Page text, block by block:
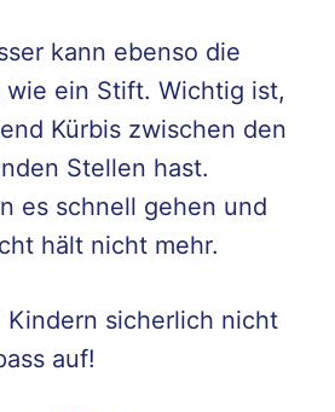
kann ebenso die
ein Stift. Wichtig ist,
Kürbis zwischen den
Stellen hast.
es schnell gehen und
hält nicht mehr.
Kindern sicherlich nicht
auf!